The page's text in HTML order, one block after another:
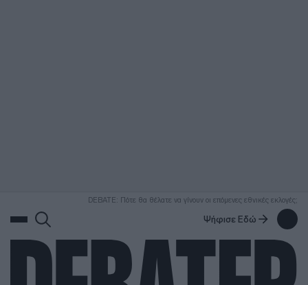
DEBATE: Πότε θα θέλατε να γίνουν οι επόμενες εθνικές εκλογές;
Ψήφισε Εδώ